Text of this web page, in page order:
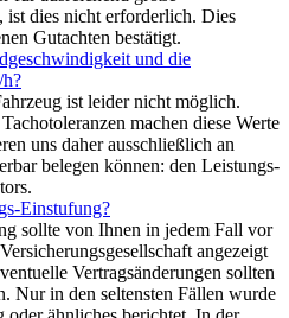
ist dies nicht erforderlich. Dies
Gutachten bestätigt.
und die
ist leider nicht möglich.
machen diese Werte
uns daher ausschließlich an
belegen können: den Leistungs-
Einstufung?
sollte von Ihnen in jedem Fall vor
angezeigt
Vertragsänderungen sollten
Nur in den seltensten Fällen wurde